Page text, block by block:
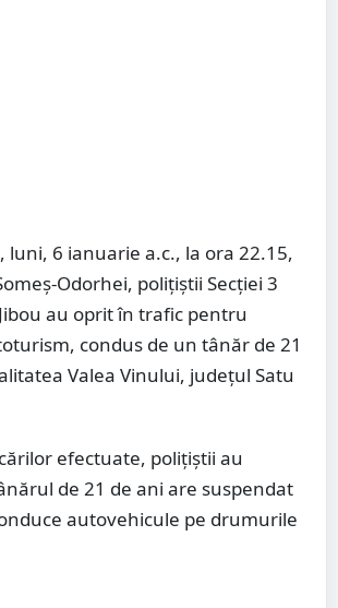
luni, 6 ianuarie a.c., la ora 22.15,
Odorhei, polițiștii Secţiei 3
au oprit în trafic pentru
condus de un tânăr de 21
Valea Vinului, județul Satu
efectuate, polițiștii au
de 21 de ani are suspendat
autovehicule pe drumurile